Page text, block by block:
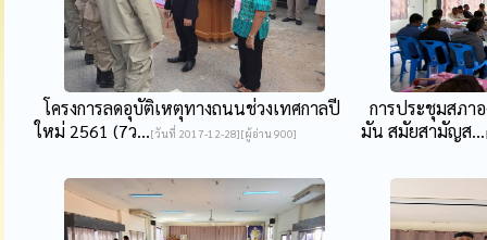
โครงการลดอุบัติเหตุทางถนนช่วงเทศกาลปี
ใหม่ 2561 (7ว...[วันที่ 2017-12-28][ผู้อ่าน 900]
การประชุมสภา
มัน สมัยสามัญส...